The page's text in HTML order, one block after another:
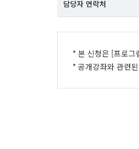
담당자 연락처
* 본 신청은 [프로
* 공개강좌와 관련